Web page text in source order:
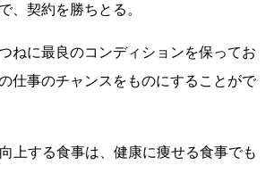
、契約を勝ちとる。
ねに最良のコンディションを保ってお
仕事のチャンスをものにすることがで
上する食事は、健康に痩せる食事でも